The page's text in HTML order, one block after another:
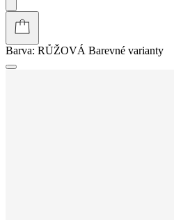
Barva: RŮŽOVÁ Barevné varianty